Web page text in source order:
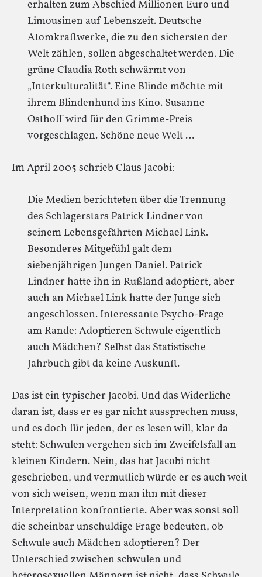
erhalten zum Abschied Millionen Euro und
Limousinen auf Lebenszeit. Deutsche
Atomkraftwerke, die zu den sichersten der
Welt zählen, sollen abgeschaltet werden. Die
grüne Claudia Roth schwärmt von
„Interkulturalität“. Eine Blinde möchte mit
ihrem Blindenhund ins Kino. Susanne
Osthoff wird für den Grimme-Preis
vorgeschlagen. Schöne neue Welt …
Im April 2005 schrieb Claus Jacobi:
Die Medien berichteten über die Trennung
des Schlagerstars Patrick Lindner von
seinem Lebensgefährten Michael Link.
Besonderes Mitgefühl galt dem
siebenjährigen Jungen Daniel. Patrick
Lindner hatte ihn in Rußland adoptiert, aber
auch an Michael Link hatte der Junge sich
angeschlossen. Interessante Psycho-Frage
am Rande: Adoptieren Schwule eigentlich
auch Mädchen? Selbst das Statistische
Jahrbuch gibt da keine Auskunft.
Das ist ein typischer Jacobi. Und das Widerliche
daran ist, dass er es gar nicht aussprechen muss,
und es doch für jeden, der es lesen will, klar da
steht: Schwulen vergehen sich im Zweifelsfall an
kleinen Kindern. Nein, das hat Jacobi nicht
geschrieben, und vermutlich würde er es auch weit
von sich weisen, wenn man ihn mit dieser
Interpretation konfrontierte. Aber was sonst soll
die scheinbar unschuldige Frage bedeuten, ob
Schwule auch Mädchen adoptieren? Der
Unterschied zwischen schwulen und